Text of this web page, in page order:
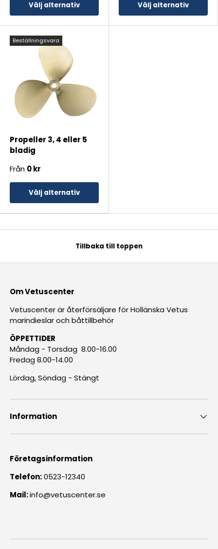
Välj alternativ Välj alternativ
Beställningsvara
Propeller 3, 4 eller 5
bladig
Från 0 kr
Välj alternativ
Tillbaka till toppen
Om Vetuscenter
Vetuscenter är återförsäljare för Hollänska Vetus
marindieslar och båttillbehör
ÖPPETTIDER
Måndag - Torsdag 8.00-16.00
Fredag 8.00-14.00
Lördag, Söndag - Stängt
Information
Företagsinformation
Telefon:0523-12340
Mail:info@vetuscenter.se